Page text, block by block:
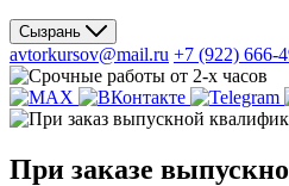
Сызрань
avtorkursov@mail.ru +7 (922) 666-
При заказе